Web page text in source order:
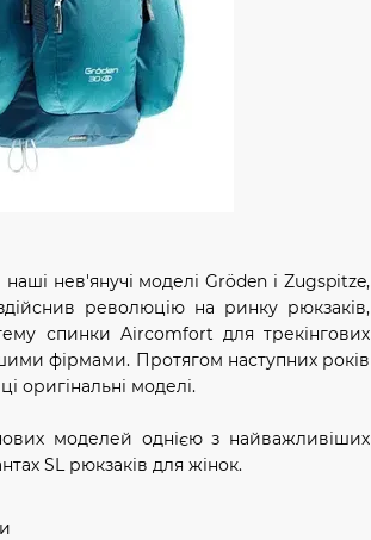
нев'янучі моделі Gröden і Zugspitze,
революцію на ринку рюкзаків,
спинки Aircomfort для трекінгових
фірмами. Протягом наступних років
оригінальні моделі.
моделей однією з найважливіших
SL рюкзаків для жінок.